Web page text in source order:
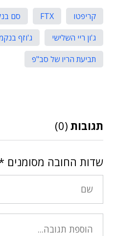
קריפטו FTX סם
ג'ון ריי השלישי
ג'וזף
תביעת הריו של סב"פ
תגובות (0)
שדות החובה מסומנים